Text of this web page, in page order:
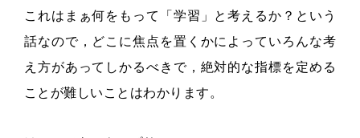
これはまぁ何をもって「学習」と考えるか？という
話なので，どこに焦点を置くかによっていろんな考
え方があってしかるべきで，絶対的な指標を定める
ことが難しいことはわかります。